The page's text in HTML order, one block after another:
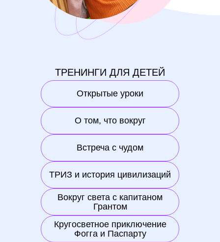
ТРЕНИНГИ ДЛЯ ДЕТЕЙ
Открытые уроки
О том, что вокруг
Встреча с чудом
ТРИЗ и история цивилизаций
Вокруг света с капитаном
Грантом
Кругосветное приключение
Фогга и Паспарту